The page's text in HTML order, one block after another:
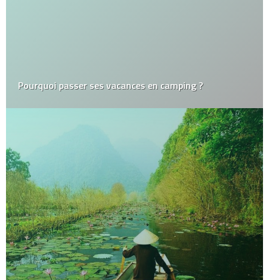
Pourquoi passer ses vacances en camping ?